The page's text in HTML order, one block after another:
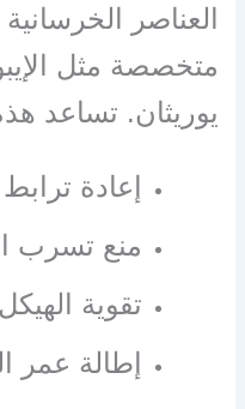
العناصر
متخصصة مثل
يوريثان. تساعد
إعادة
منع تسرب
تقوية
إطالة عمر